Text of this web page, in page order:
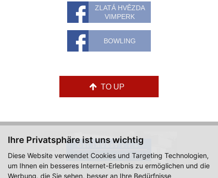
Ihre Privatsphäre ist uns wichtig
Diese Website verwendet Cookies und Targeting Technologien,
um Ihnen ein besseres Internet-Erlebnis zu ermöglichen und die
Werbung, die Sie sehen, besser an Ihre Bedürfnisse
ZLATÁ HVĚZDA
VIMPERK
BOWLING
TO UP